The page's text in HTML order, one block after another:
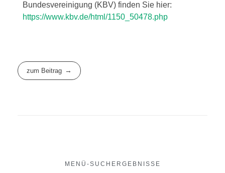
Bundesvereinigung (KBV) finden Sie hier:
https://www.kbv.de/html/1150_50478.php
zum Beitrag
MENÜ-SUCHERGEBNISSE